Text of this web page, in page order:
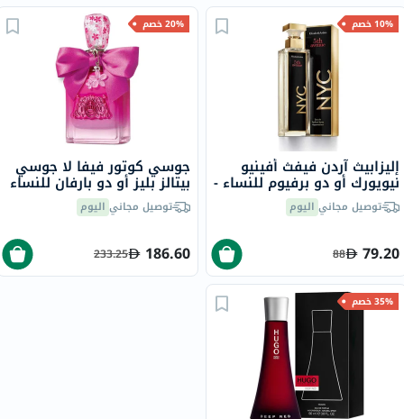
10% خصم
إليزابيث آردن فيفث أفينيو
نيويورك أو دو برفيوم للنساء -
عطر زهري فاخر 125 مل
توصيل مجاني اليوم
79.20
88
20% خصم
جوسي كوتور فيفا لا جوسي
بيتالز بليز أو دو بارفان للنساء
100 ملتوصيل مجاني اليوم
186.60
233.25
35% خصم